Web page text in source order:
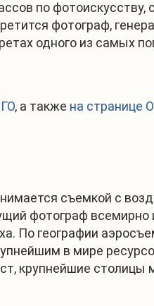
по фотоискусству,
фотограф,
одного из самых
, а также на странице
съемкой с
фотограф всемирно
По географии
в мире
крупнейшие